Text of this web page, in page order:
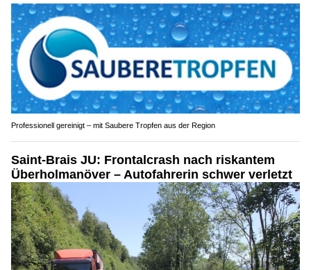
Professionell gereinigt – mit Saubere Tropfen aus der Region
Saint-Brais JU: Frontalcrash nach riskantem
Überholmanöver – Autofahrerin schwer verletzt